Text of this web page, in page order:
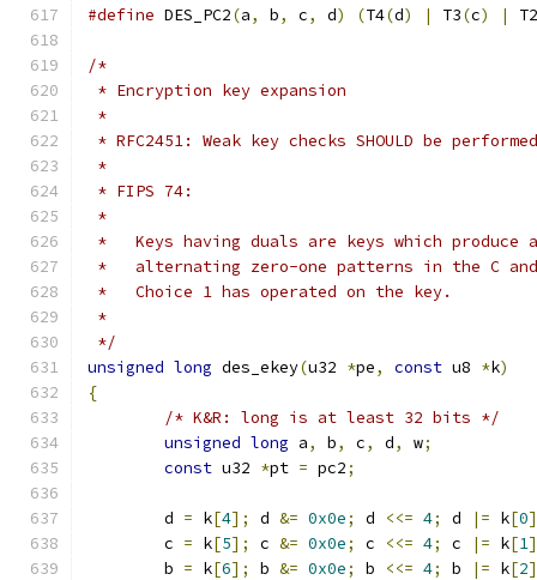
#define DES_PC2(a, b, c, d) (T4(d) | T3(c) | T2
/*
* Encryption key expansion
*
* RFC2451: Weak key checks SHOULD be
*
* FIPS 74:
*
*   Keys having duals are keys which
*   alternating zero-one patterns in the C
*   Choice 1 has operated on the key.
*
*/
unsigned long des_ekey(u32 *pe, const u8 *k)
{
/* K&R: long is at least 32 bits */
unsigned long a, b, c, d, w;
const u32 *pt = pc2;
	d
= k[4]; d &= 0x0e; d <<= 4; d |= k[0]
	c
= k[5]; c &= 0x0e; c <<= 4; c |= k[1]
	b
= k[6]; b &= 0x0e; b <<= 4; b |= k[2]